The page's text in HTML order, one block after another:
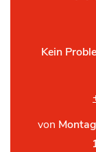
Kein
von